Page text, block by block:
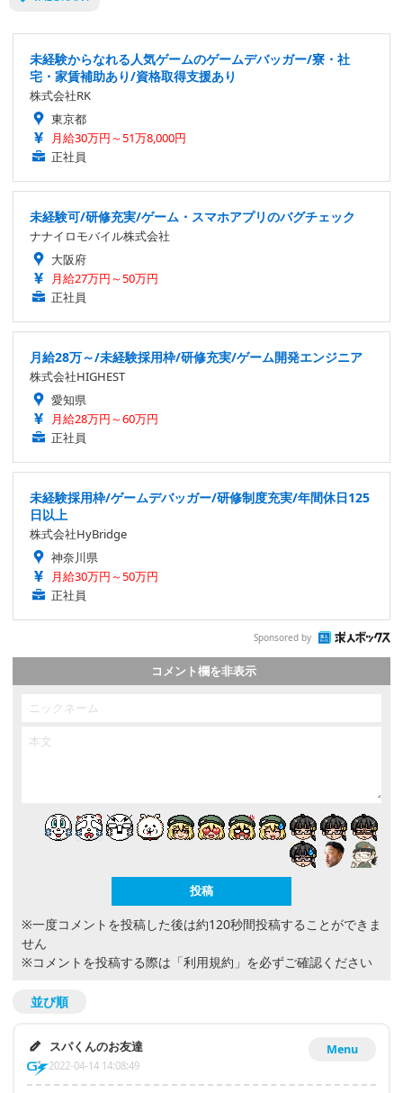
未経験からなれる人気ゲームのゲームデバッガー/寮・社
宅・家賃補助あり/資格取得支援あり
株式会社RK
東京都
月給30万円～51万8,000円
正社員
未経験可/研修充実/ゲーム・スマホアプリのバグチェック
ナナイロモバイル株式会社
大阪府
月給27万円～50万円
正社員
月給28万～/未経験採用枠/研修充実/ゲーム開発エンジニア
株式会社HIGHEST
愛知県
月給28万円～60万円
正社員
未経験採用枠/ゲームデバッガー/研修制度充実/年間休日125
日以上
株式会社HyBridge
神奈川県
月給30万円～50万円
正社員
Sponsored by
コメント欄を非表示
※一度コメントを投稿した後は約120秒間投稿することができま
せん
※コメントを投稿する際は 「利用規約」 を必ずご確認ください
並び順
Menu
スパくんのお友達
2022-04-14 14:08:49